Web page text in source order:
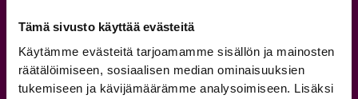
Tämä sivusto käyttää evästeitä
Käytämme evästeitä tarjoamamme sisällön ja mainosten
räätälöimiseen, sosiaalisen median ominaisuuksien
tukemiseen ja kävijämäärämme analysoimiseen. Lisäksi